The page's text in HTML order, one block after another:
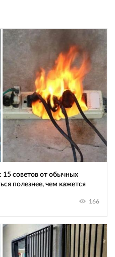
советов от обычных
полезнее, чем кажется
166